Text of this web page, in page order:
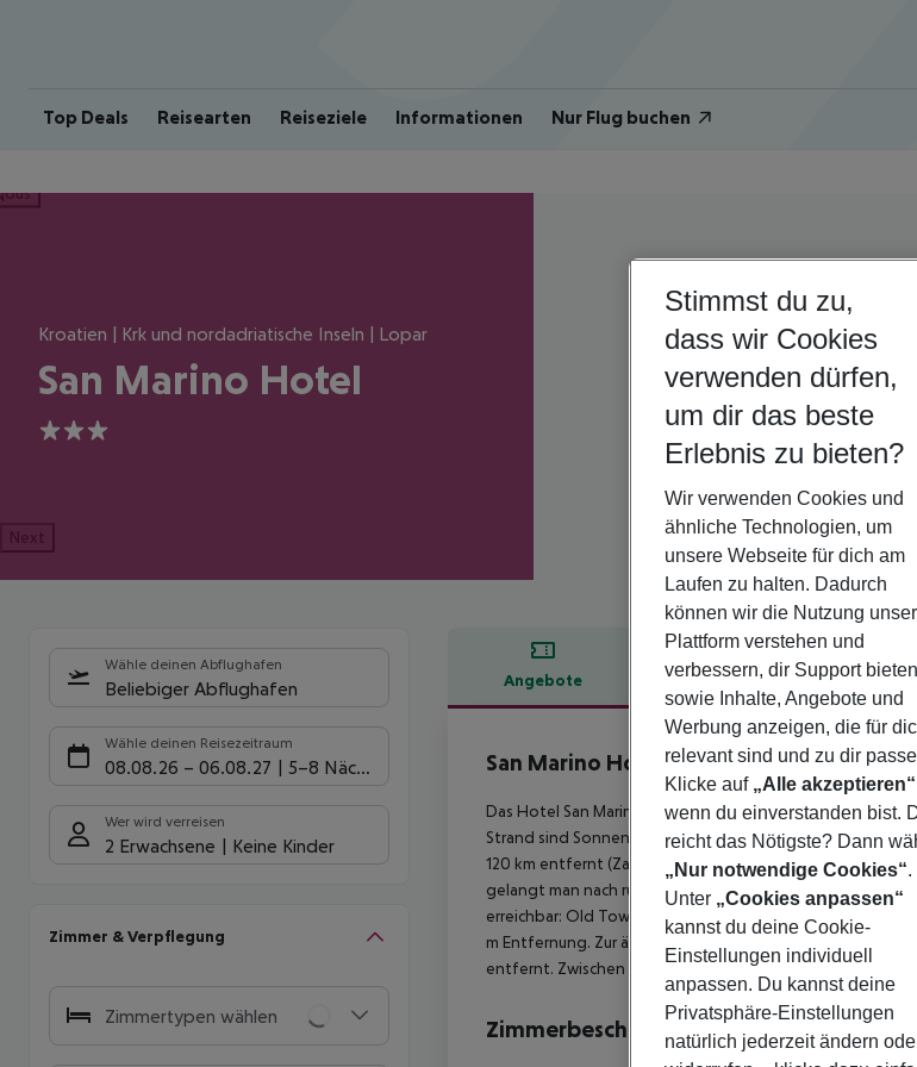
Top Deals Reisearten Reiseziele Informationen Nur Flug buchen
Kroatien | Krk und nordadriatische Inseln | Lopar
San Marino Hotel
3
Next
Wähle deinen Abflughafen
Beliebiger Abflughafen
Wähle deinen Reisezeitraum
08.08.26 – 06.08.27 5-8 Nächte
Wer wird verreisen
2 Erwachsene Keine Kinder
Zimmer & Verpflegung
Zimmertypen wählen
Angebote Hotelbeschreibung
Hotelbeschreibung
San Marino Hotel
3
Das Hotel San Marino Sunny Resort by Valamar - Veli
Strand sind Sonnenschirme und Sonnenliegen gegen
120 km entfernt (Zadar ca. 140 km, Zagreb ca. 230 km).
gelangt man nach rund 400 m. Zur nächsten Diskothek
erreichbar: Old Town Rab (ca. 14 km) und Goli otok (ca. 1
m Entfernung. Zur ärztlichen Versorgung im Notfall
entfernt. Zwischen Hotel und Flughafen verkehrt (gegen
Zimmerbeschreibung
Stimmst du zu,
dass wir Cookies
verwenden dürfen,
um dir das beste
Erlebnis zu bieten?
Wir verwenden Cookies und
ähnliche Technologien, um
unsere Webseite für dich am
Laufen zu halten. Dadurch
können wir die Nutzung
Plattform verstehen und
verbessern, dir Support bieten
sowie Inhalte, Angebote und
Werbung anzeigen, die für
relevant sind und zu dir
Klicke auf „Alle akzeptieren“
wenn du einverstanden bist.
reicht das Nötigste? Dann
„Nur notwendige Cookies“.
Unter „Cookies anpassen“
kannst du deine Cookie-
Einstellungen individuell
anpassen. Du kannst deine
Privatsphäre-Einstellungen
natürlich jederzeit ändern